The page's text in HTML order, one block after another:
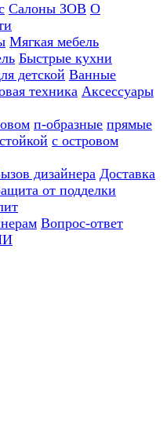
Салоны ЗОВ О
Мягкая мебель
Быстрые кухни
детской Ванные
техника Аксессуары
п-образные прямые
с островом
дизайнера Доставка
от подделки
Вопрос-ответ